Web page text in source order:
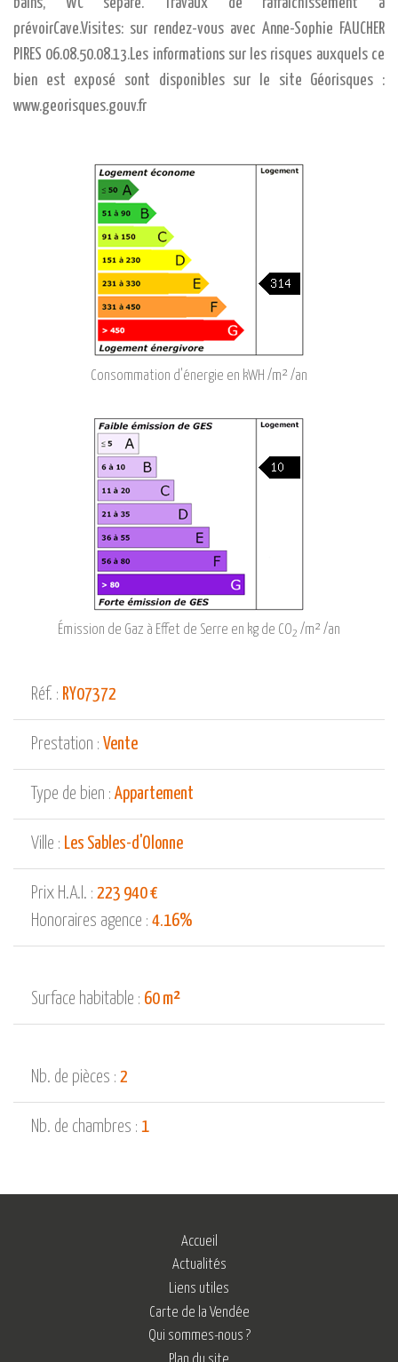
bains, WC séparé. Travaux de rafraîchissement à
prévoirCave.Visites: sur rendez-vous avec Anne-Sophie FAUCHER
PIRES 06.08.50.08.13.Les informations sur les risques auxquels ce
bien est exposé sont disponibles sur le site Géorisques :
www.georisques.gouv.fr
Consommation d'énergie en kWH /m² /an
Émission de Gaz à Effet de Serre en kg de CO2 /m² /an
Réf. : RY07372
Prestation : Vente
Type de bien : Appartement
Ville : Les Sables-d'Olonne
Prix H.A.I. : 223 940 €
Honoraires agence : 4.16%
Surface habitable : 60 m²
Nb. de pièces : 2
Nb. de chambres : 1
Accueil
Actualités
Liens utiles
Carte de la Vendée
Qui sommes-nous ?